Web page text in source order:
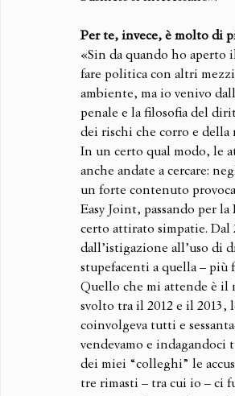
Per te, invece, è molto di
«Sin da quando ho aperto
fare politica con altri
ambiente, ma io venivo
penale e la filosofia del
dei rischi che corro e della
In un certo qual modo, le
anche andate a cercare:
un forte contenuto
Easy Joint, passando per
certo attirato simpatie. Dal
dall’istigazione all’uso di
stupefacenti a quella – più
Quello che mi attende è il
svolto tra il 2012 e il 2013,
coinvolgeva tutti e
vendevamo e indagandoci
dei miei “colleghi” le
tre rimasti – tra cui io – ci